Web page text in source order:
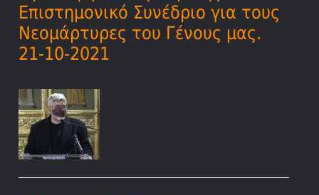
Επιστημονικό Συνέδριο για τους
Νεομάρτυρες του Γένους μας.
21-10-2021